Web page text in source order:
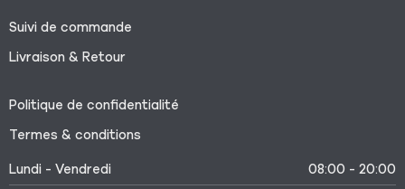
Suivi de commande
Livraison & Retour
Politique de confidentialité
Termes & conditions
Lundi - Vendredi
08:00 - 20:00